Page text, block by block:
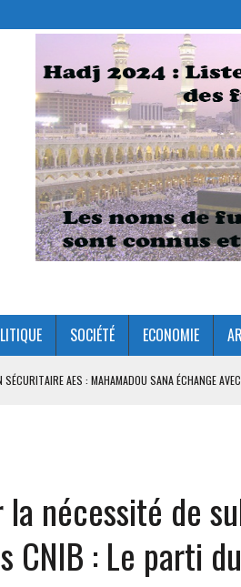
SOCIÉTÉ ECONOMIE
SÉCURITAIRE AES : MAHAMADOU SANA ÉCHANGE
SYSTÈME DES NATIONS UNIES : EN FIN DE MISSION,
AUTORISENT LA RATIFICATION DU PROTOCOLE
: PLUS DE 1 000 INFRACTIONS ENREGISTRÉES EN
CAPACITÉS PSYCHOSOCIALES ET SANITAIRES DES
la nécessité de
CNIB : Le parti